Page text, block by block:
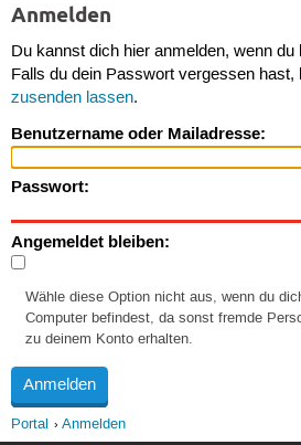
Anmelden
Du kannst dich hier anmelden, wenn du
Falls du dein Passwort vergessen hast,
zusenden lassen.
Benutzername oder Mailadresse:
Passwort:
Angemeldet bleiben:
Wähle diese Option nicht aus, wenn du
Computer befindest, da sonst fremde
zu deinem Konto erhalten.
Portal Anmelden